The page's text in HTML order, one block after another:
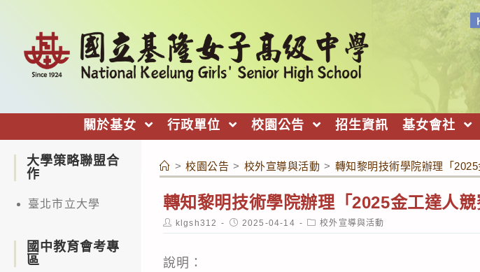
關於基女 行政單位 校園公告 招生資訊 基女會社
> 校園公告 > 校外宣導與活動 > 轉知黎明技術學院辦理「
轉知黎明技術學院辦理「2025金工達人
Post
author:
klgsh312
Post
published:
2025-04-14
Post
category:
校外宣導與活動
說明：
大學策略聯盟合
作
臺北市立大學
國中教育會考專
區